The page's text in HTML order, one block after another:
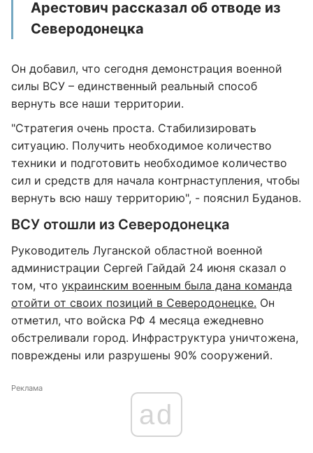
Арестович рассказал об отводе из
Северодонецка
Он добавил, что сегодня демонстрация военной
силы ВСУ – единственный реальный способ
вернуть все наши территории.
"Стратегия очень проста. Стабилизировать
ситуацию. Получить необходимое количество
техники и подготовить необходимое количество
сил и средств для начала контрнаступления, чтобы
вернуть всю нашу территорию", - пояснил Буданов.
ВСУ отошли из Северодонецка
Руководитель Луганской областной военной
администрации Сергей Гайдай 24 июня сказал о
том, что украинским военным была дана команда
отойти от своих позиций в Северодонецке. Он
отметил, что войска РФ 4 месяца ежедневно
обстреливали город. Инфраструктура уничтожена,
повреждены или разрушены 90% сооружений.
Реклама
ad